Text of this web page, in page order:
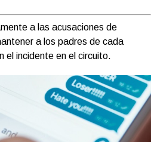
a las acusaciones de
a los padres de cada
el incidente en el circuito.